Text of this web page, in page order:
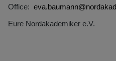
Office:
Eure Nordakademiker e.V.